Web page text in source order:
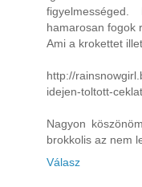
hamarosan fogok
Ami a krokettet
http://
idejen-toltott-
Nagyon
brokkolis az nem
Válasz